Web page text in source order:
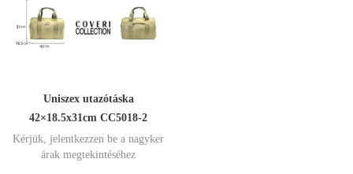
Uniszex utazótáska
42×18.5x31cm CC5018-2
Kérjük, jelentkezzen be a nagyker
árak megtekintéséhez